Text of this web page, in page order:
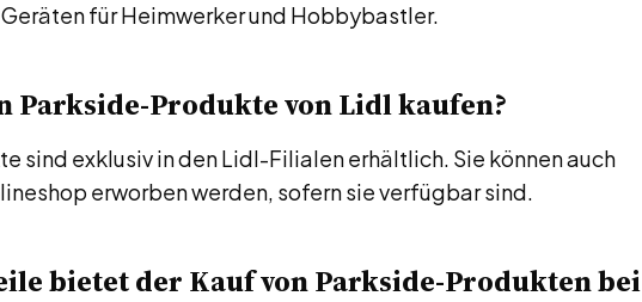
für Heimwerker und Hobbybastler.
Parkside-Produkte von Lidl kaufen?
sind exklusiv in den Lidl-Filialen erhältlich. Sie können auch
erworben werden, sofern sie verfügbar sind.
bietet der Kauf von Parkside-Produkten bei